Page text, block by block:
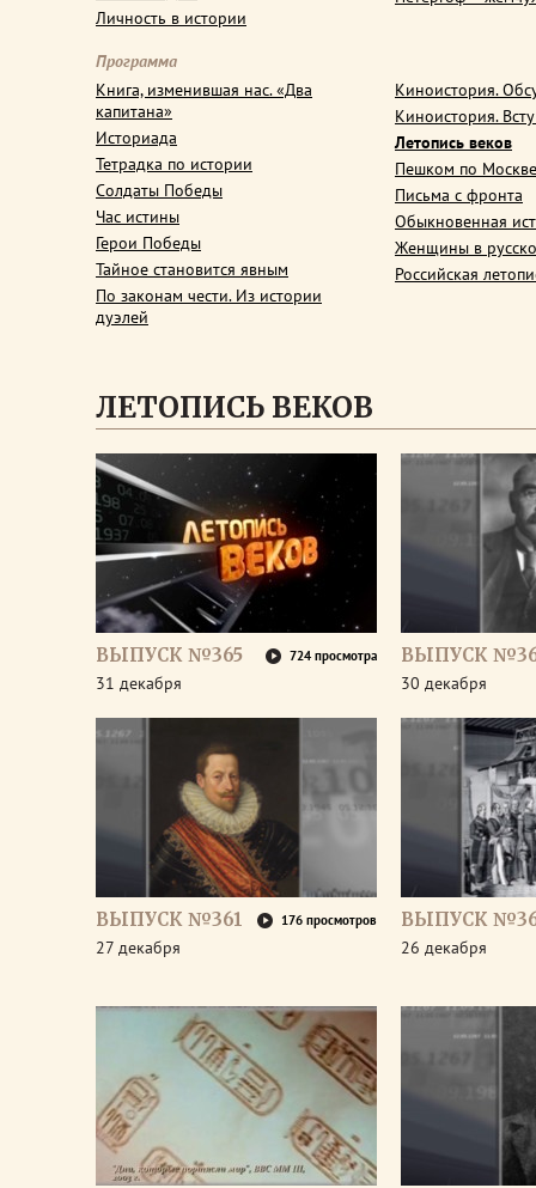
Личность в истории
Программа
Книга, изменившая нас. «Два
капитана»
Историада
Тетрадка по истории
Солдаты Победы
Час истины
Герои Победы
Тайное становится явным
По законам чести. Из истории
дуэлей
Киноистория.
Киноистория.
Летопись веков
Пешком по Москве
Письма с фронта
Обыкновенная
Женщины в
Российская
ЛЕТОПИСЬ ВЕКОВ
ВЫПУСК №365 724 просмотра
31 декабря
ВЫПУСК
30 декабря
ВЫПУСК №361 176 просмотров
27 декабря
ВЫПУСК
26 декабря